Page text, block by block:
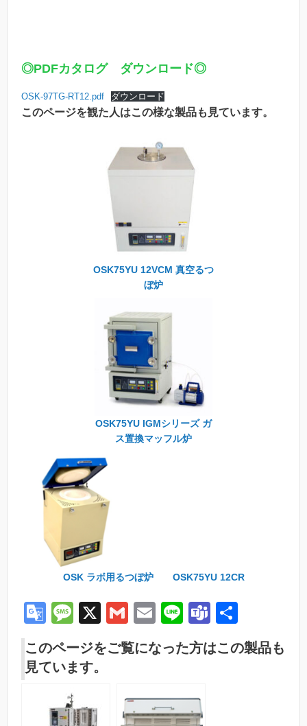
◎PDFカタログ ダウンロード◎
OSK-97TG-RT12.pdf ダウンロード
このページを観た人はこの様な製品も見ています。
OSK75YU 12VCM 真空るつ
ぼ炉
OSK75YU IGMシリーズ ガ
ス置換マッフル炉
OSK ラボ用るつぼ炉 OSK75YU 12CR
G
o
gl
M
ss
a
g
X
G
m
ail
E
ail
Li
n
e
T
a
有
このページをご覧になった方はこの製品も
見ています。